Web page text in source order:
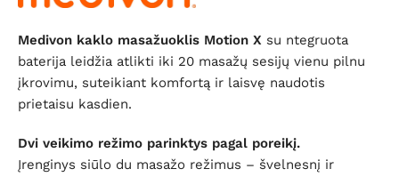
Medivon kaklo masažuoklis Motion X su ntegruota
baterija leidžia atlikti iki 20 masažų sesijų vienu pilnu
įkrovimu, suteikiant komfortą ir laisvę naudotis
prietaisu kasdien.
Dvi veikimo režimo parinktys pagal poreikį.
Įrenginys siūlo du masažo režimus – švelnesnį ir